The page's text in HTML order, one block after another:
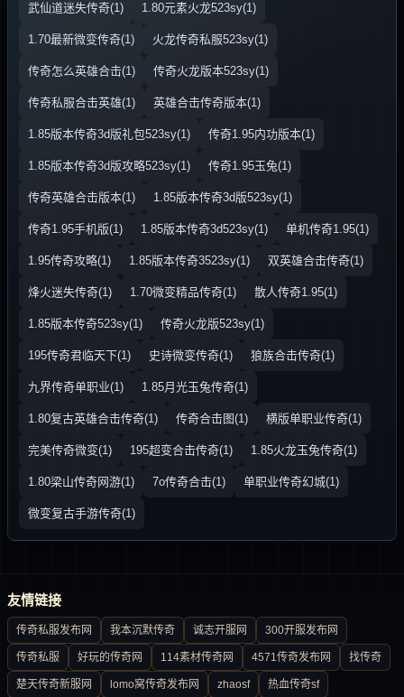
武仙道迷失传奇(1) 1.80元素火龙523sy(1)
1.70最新微变传奇(1) 火龙传奇私服523sy(1)
传奇怎么英雄合击(1) 传奇火龙版本523sy(1)
传奇私服合击英雄(1) 英雄合击传奇版本(1)
1.85版本传奇3d版礼包523sy(1) 传奇1.95内功版本(1)
1.85版本传奇3d版攻略523sy(1) 传奇1.95玉兔(1)
传奇英雄合击版本(1) 1.85版本传奇3d版523sy(1)
传奇1.95手机版(1) 1.85版本传奇3d523sy(1) 单机传奇1.95(1)
1.95传奇攻略(1) 1.85版本传奇3523sy(1) 双英雄合击传奇(1)
烽火迷失传奇(1) 1.70微变精品传奇(1) 散人传奇1.95(1)
1.85版本传奇523sy(1) 传奇火龙版523sy(1)
195传奇君临天下(1) 史诗微变传奇(1) 狼族合击传奇(1)
九界传奇单职业(1) 1.85月光玉兔传奇(1)
1.80复古英雄合击传奇(1) 传奇合击图(1) 横版单职业传奇(1)
完美传奇微变(1) 195超变合击传奇(1) 1.85火龙玉兔传奇(1)
1.80梁山传奇网游(1) 7o传奇合击(1) 单职业传奇幻城(1)
微变复古手游传奇(1)
友情链接
传奇私服发布网 我本沉默传奇 诚志开服网 300开服发布网
传奇私服 好玩的传奇网 114素材传奇网 4571传奇发布网 找传奇
楚天传奇新服网 lomo窝传奇发布网 zhaosf 热血传奇sf